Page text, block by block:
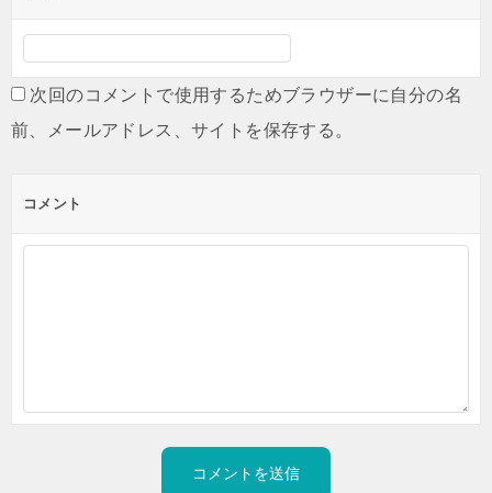
次回のコメントで使用するためブラウザーに自分の名
前、メールアドレス、サイトを保存する。
コメント